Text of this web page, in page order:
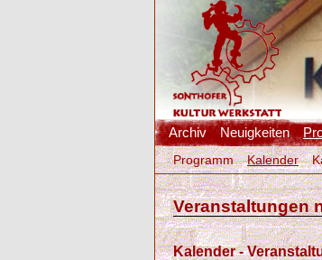
Archiv Neuigkeiten
Programm Kalender
Veranstaltungen
Kalender -